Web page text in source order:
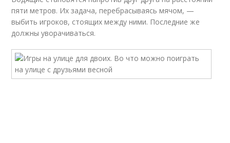
пяти метров. Их задача, перебрасываясь мячом, —
выбить игроков, стоящих между ними. Последние же
должны уворачиваться.